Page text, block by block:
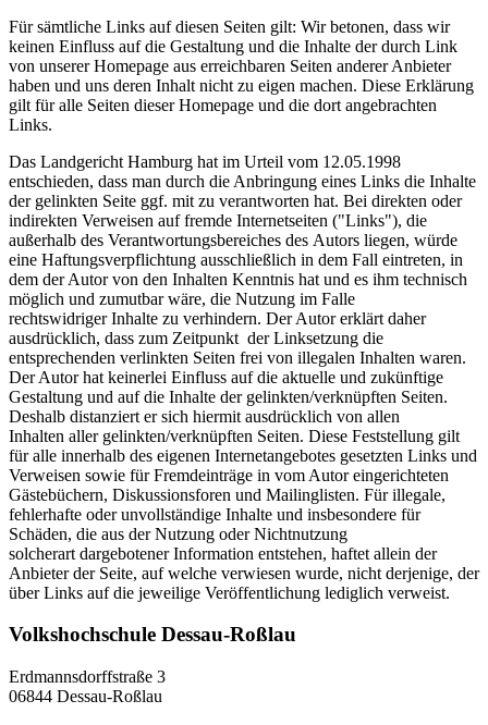
Für sämtliche Links auf diesen Seiten gilt: Wir betonen, dass wir
keinen Einfluss auf die Gestaltung und die Inhalte der durch Link
von unserer Homepage aus erreichbaren Seiten anderer Anbieter
haben und uns deren Inhalt nicht zu eigen machen. Diese Erklärung
gilt für alle Seiten dieser Homepage und die dort angebrachten
Links.
Das Landgericht Hamburg hat im Urteil vom 12.05.1998
entschieden, dass man durch die Anbringung eines Links die Inhalte
der gelinkten Seite ggf. mit zu verantworten hat. Bei direkten oder
indirekten Verweisen auf fremde Internetseiten ("Links"), die
außerhalb des Verantwortungsbereiches des Autors liegen, würde
eine Haftungsverpflichtung ausschließlich in dem Fall eintreten, in
dem der Autor von den Inhalten Kenntnis hat und es ihm technisch
möglich und zumutbar wäre, die Nutzung im Falle
rechtswidriger Inhalte zu verhindern. Der Autor erklärt daher
ausdrücklich, dass zum Zeitpunkt der Linksetzung die
entsprechenden verlinkten Seiten frei von illegalen Inhalten waren.
Der Autor hat keinerlei Einfluss auf die aktuelle und zukünftige
Gestaltung und auf die Inhalte der gelinkten/verknüpften Seiten.
Deshalb distanziert er sich hiermit ausdrücklich von allen
Inhalten aller gelinkten/verknüpften Seiten. Diese Feststellung gilt
für alle innerhalb des eigenen Internetangebotes gesetzten Links und
Verweisen sowie für Fremdeinträge in vom Autor eingerichteten
Gästebüchern, Diskussionsforen und Mailinglisten. Für illegale,
fehlerhafte oder unvollständige Inhalte und insbesondere für
Schäden, die aus der Nutzung oder Nichtnutzung
solcherart dargebotener Information entstehen, haftet allein der
Anbieter der Seite, auf welche verwiesen wurde, nicht derjenige, der
über Links auf die jeweilige Veröffentlichung lediglich verweist.
Volkshochschule Dessau-Roßlau
Erdmannsdorffstraße 3
06844 Dessau-Roßlau